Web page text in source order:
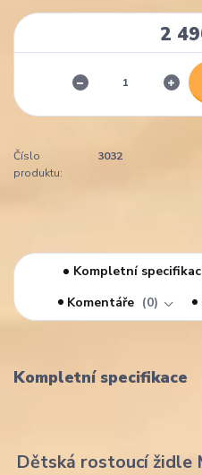
2
Číslo
produktu:
3032
Kompletní
Komentáře
0
Kompletní specifikace
Dětská rostoucí židle